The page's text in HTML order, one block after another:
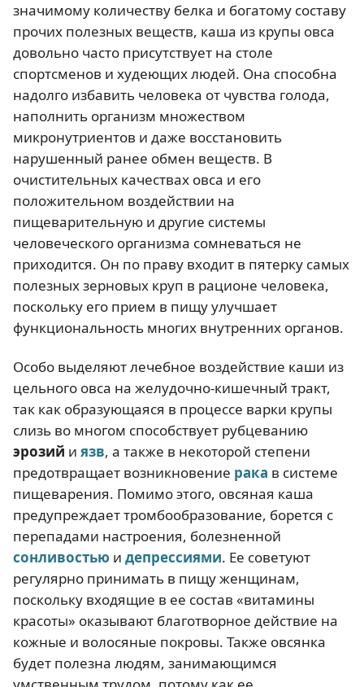
значимому количеству белка и богатому составу
прочих полезных веществ, каша из крупы овса
довольно часто присутствует на столе
спортсменов и худеющих людей. Она способна
надолго избавить человека от чувства голода,
наполнить организм множеством
микронутриентов и даже восстановить
нарушенный ранее обмен веществ. В
очистительных качествах овса и его
положительном воздействии на
пищеварительную и другие системы
человеческого организма сомневаться не
приходится. Он по праву входит в пятерку самых
полезных зерновых круп в рационе человека,
поскольку его прием в пищу улучшает
функциональность многих внутренних органов.
Особо выделяют лечебное воздействие каши из
цельного овса на желудочно-кишечный тракт,
так как образующаяся в процессе варки крупы
слизь во многом способствует рубцеванию
эрозий и язв, а также в некоторой степени
предотвращает возникновение рака в системе
пищеварения. Помимо этого, овсяная каша
предупреждает тромбообразование, борется с
перепадами настроения, болезненной
сонливостью и депрессиями. Ее советуют
регулярно принимать в пищу женщинам,
поскольку входящие в ее состав «витамины
красоты» оказывают благотворное действие на
кожные и волосяные покровы. Также овсянка
будет полезна людям, занимающимся